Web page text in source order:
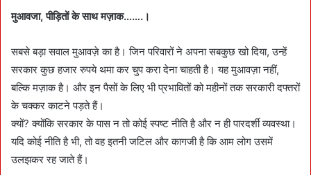
मुआवजा, पीड़ितों के साथ मज़ाक…….।
सबसे बड़ा सवाल मुआवज़े का है। जिन परिवारों ने अपना सबकुछ खो दिया, उन्हें
सरकार कुछ हजार रुपये थमा कर चुप करा देना चाहती है। यह मुआवज़ा नहीं,
बल्कि मज़ाक है। और इन पैसों के लिए भी प्रभावितों को महीनों तक सरकारी दफ्तरों
के चक्कर काटने पड़ते हैं।
क्यों? क्योंकि सरकार के पास न तो कोई स्पष्ट नीति है और न ही पारदर्शी व्यवस्था।
यदि कोई नीति है भी, तो वह इतनी जटिल और कागजी है कि आम लोग उसमें
उलझकर रह जाते हैं।